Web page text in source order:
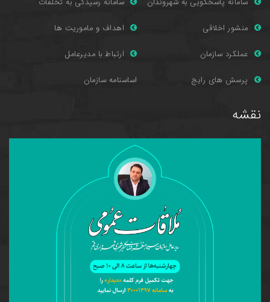
منشور اخلاقی
اهداف و ماموریت ها
عملکرد سازمان
ارتباط با مدیرعامل
پرسش های رایج اساسنامه سازمان
نقشه